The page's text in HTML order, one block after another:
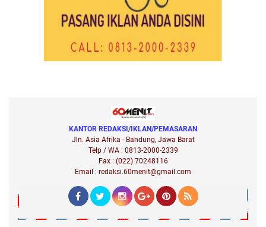
KANTOR REDAKSI/IKLAN/PEMASARAN
Jln. Asia Afrika - Bandung, Jawa Barat
Telp / WA : 0813-2000-2339
Fax : (022) 70248116
Email : redaksi.60menit@gmail.com